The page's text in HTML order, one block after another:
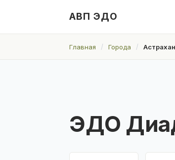
АВП ЭДО
Главная Города
ЭДО